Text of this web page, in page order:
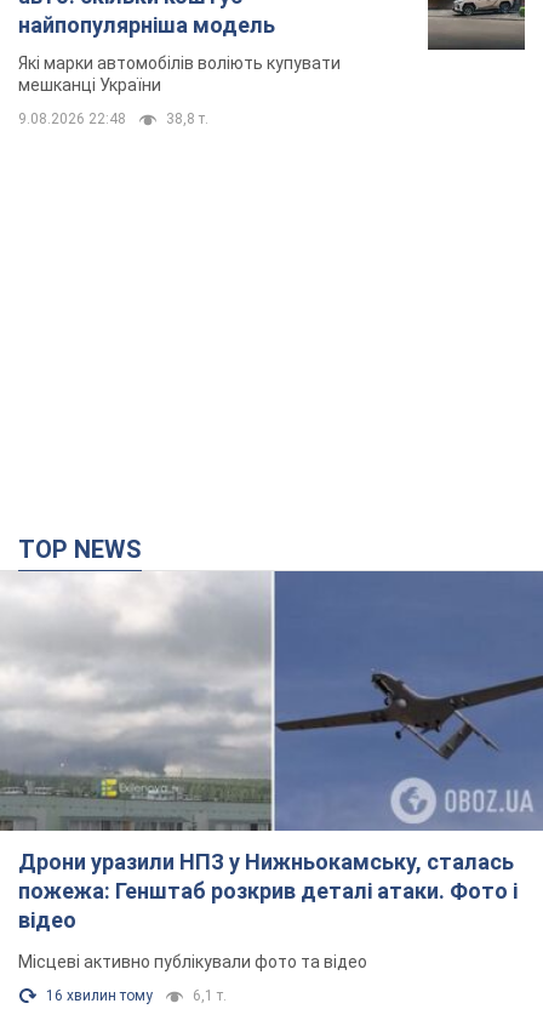
найпопулярніша модель
Які марки автомобілів воліють купувати
мешканці України
9.08.2026 22:48 38,8 т.
TOP NEWS
Дрони уразили НПЗ у Нижньокамську, сталась
пожежа: Генштаб розкрив деталі атаки. Фото і
відео
Місцеві активно публікували фото та відео
16 хвилин тому 6,1 т.